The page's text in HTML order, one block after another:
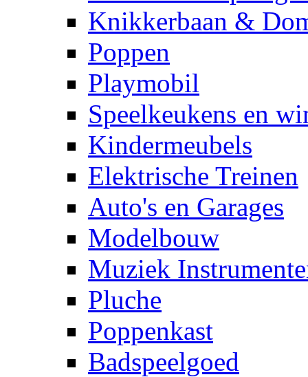
Knikkerbaan &
Poppen
Playmobil
Speelkeukens en
Kindermeubels
Elektrische Treinen
Auto's en Garages
Modelbouw
Muziek
Pluche
Poppenkast
Badspeelgoed